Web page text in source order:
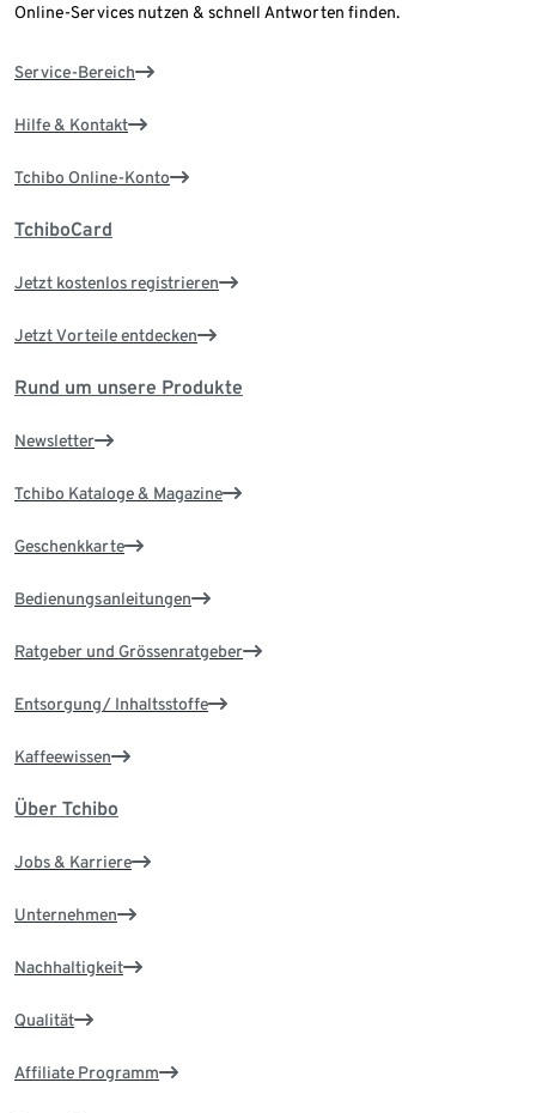
Online-Services nutzen & schnell Antworten finden.
Service-Bereich
Hilfe & Kontakt
Tchibo Online-Konto
TchiboCard
Jetzt kostenlos registrieren
Jetzt Vorteile entdecken
Rund um unsere Produkte
Newsletter
Tchibo Kataloge & Magazine
Geschenkkarte
Bedienungsanleitungen
Ratgeber und Grössenratgeber
Entsorgung/ Inhaltsstoffe
Kaffeewissen
Über Tchibo
Jobs & Karriere
Unternehmen
Nachhaltigkeit
Qualität
Affiliate Programm